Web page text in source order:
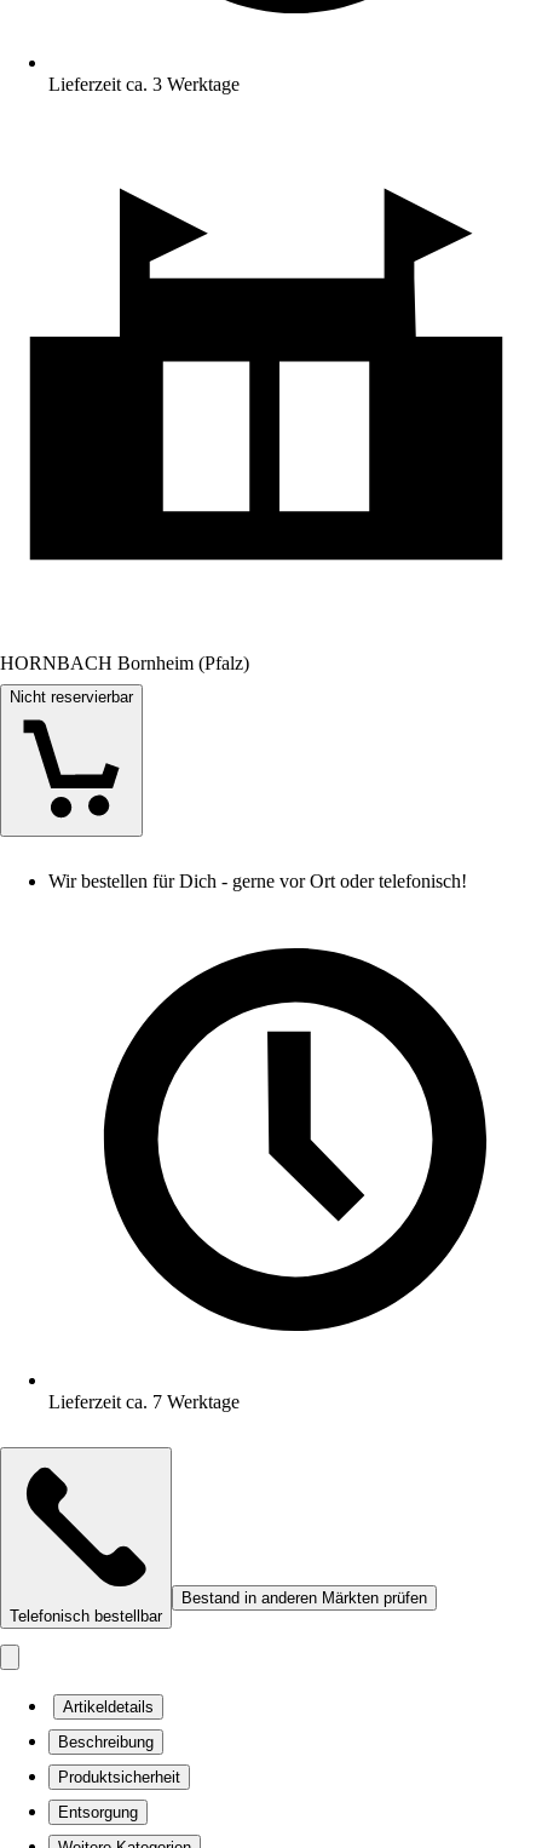
Lieferzeit ca. 3 Werktage
HORNBACH Bornheim (Pfalz)
Nicht reservierbar
Wir bestellen für Dich - gerne vor Ort oder telefonisch!
Lieferzeit ca. 7 Werktage
Telefonisch bestellbar
Bestand in anderen Märkten prüfen
Artikeldetails
Beschreibung
Produktsicherheit
Entsorgung